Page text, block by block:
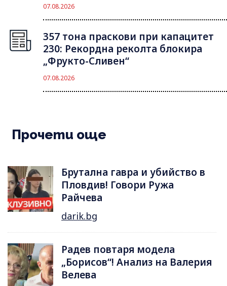
07.08.2026
357 тона праскови при капацитет
230: Рекордна реколта блокира
„Фрукто-Сливен“
07.08.2026
Прочети още
Брутална гавра и убийство в
Пловдив! Говори Ружа
Райчева
darik.bg
Радев повтаря модела
„Борисов“! Анализ на Валерия
Велева